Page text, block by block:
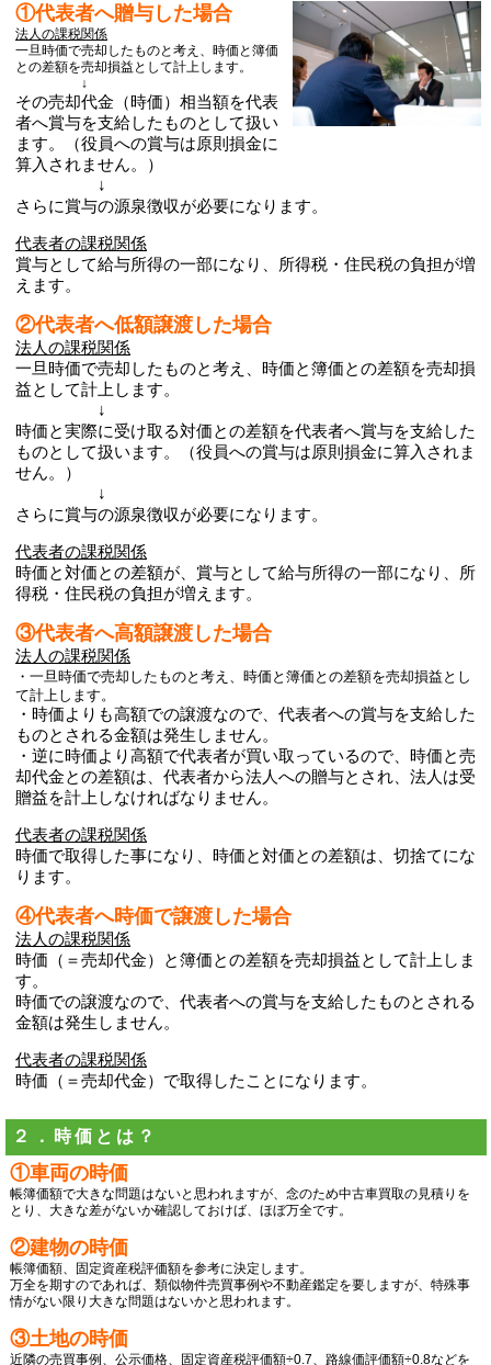
①代表者へ贈与した場合
法人の課税関係
一旦時価で売却したものと考え、時価と簿価
との差額を売却損益として計上します。
↓
その売却代金（時価）相当額を代表
者へ賞与を支給したものとして扱い
ます。
（役員への賞与は原則損金に
算入されません。）
↓
さらに賞与の源泉徴収が必要になります。
代表者の課税関係
賞与として給与所得の一部になり、所得税・住民税の負担が増
えます。
②代表者へ低額譲渡した場合
法人の課税関係
一旦時価で売却したものと考え、時価と簿価との差額を売却損
益として計上します。
↓
時価と実際に受け取る対価との差額を代表者へ賞与を支給した
ものとして扱います。（役員への賞与は原則損金に算入されま
せん。）
↓
さらに賞与の源泉徴収が必要になります。
代表者の課税関係
時価と対価との差額が、賞与として給与所得の一部になり、所
得税・住民税の負担が増えます。
③代表者へ高額譲渡した場合
法人の課税関係
・一旦時価で売却したものと考え、時価と簿価との差額を売却損益とし
て計上します。
・時価よりも高額での譲渡なので、代表者への賞与を支給した
ものとされる金額は発生しません。
・逆に時価より高額で代表者が買い取っているので、時価と売
却代金との差額は、代表者から法人への贈与とされ、法人は受
贈益を計上しなければなりません。
代表者の課税関係
時価で取得した事になり、時価と対価との差額は、切捨てにな
ります。
④代表者へ時価で譲渡した場合
法人の課税関係
時価（＝売却代金）と簿価との差額を売却損益として計上しま
す。
時価での譲渡なので、代表者への賞与を支給したものとされる
金額は発生しません。
代表者の課税関係
時価（＝売却代金）で取得したことになります。
２．時価とは？
①車両の時価
帳簿価額で大きな問題はないと思われますが、念のため中古車買取の見積りを
とり、大きな差がないか確認しておけば、ほぼ万全です。
②建物の時価
帳簿価額、固定資産税評価額を参考に決定します。
万全を期すのであれば、類似物件売買事例や不動産鑑定を要しますが、特殊事
情がない限り大きな問題はないかと思われます。
③土地の時価
近隣の売買事例、公示価格、固定資産税評価額÷0.7、路線価評価額÷0.8などを